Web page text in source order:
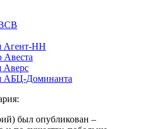
Агент-НН
Авеста
Аверс
АБЦ-Доминанта
был опубликован –